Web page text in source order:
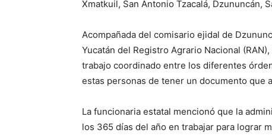
Xmatkuil, San Antonio Tzacalá, Dzununcán,
Acompañada del comisario ejidal de
Yucatán del Registro Agrario Nacional
trabajo coordinado entre los diferentes
estas personas de tener un documento que
La funcionaria estatal mencionó que la
los 365 días del año en trabajar para lograr